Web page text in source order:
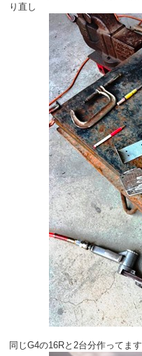
り直し
同じG4の16Rと2台分作ってます